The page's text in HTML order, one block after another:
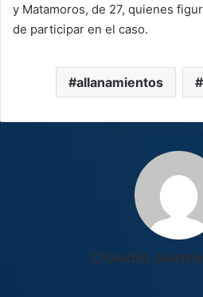
y Matamoros, de 27, quienes
de participar en el caso.
allanamientos
Claudia